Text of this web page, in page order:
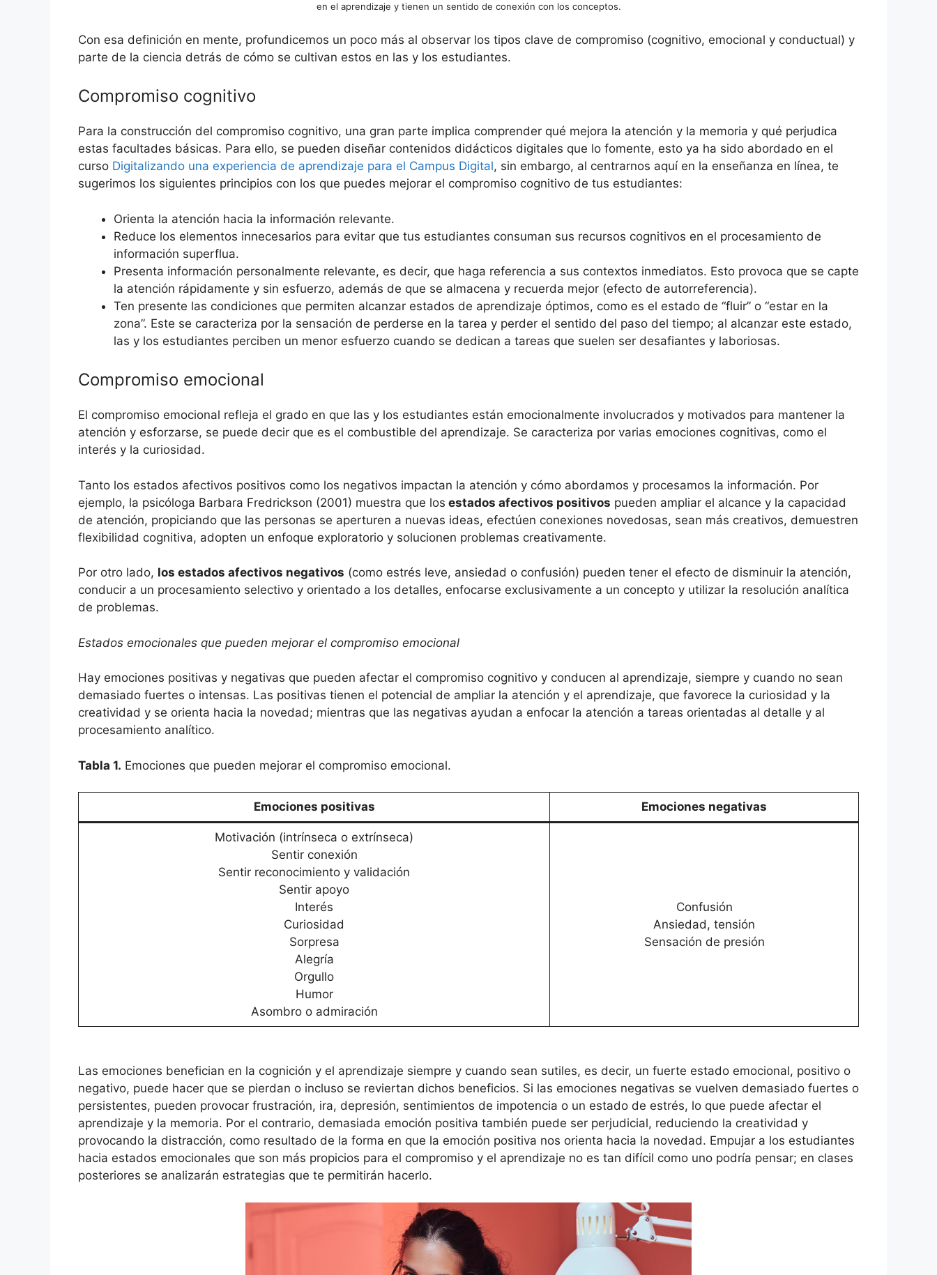
en el aprendizaje y tienen un sentido de conexión con los conceptos.
Con esa definición en mente, profundicemos un poco más al observar los tipos clave de compromiso (cognitivo, emocional y conductual) y
parte de la ciencia detrás de cómo se cultivan estos en las y los estudiantes.
Compromiso cognitivo
Para la construcción del compromiso cognitivo, una gran parte implica comprender qué mejora la atención y la memoria y qué perjudica
estas facultades básicas. Para ello, se pueden diseñar contenidos didácticos digitales que lo fomente, esto ya ha sido abordado en el
curso Digitalizando una experiencia de aprendizaje para el Campus Digital, sin embargo, al centrarnos aquí en la enseñanza en línea, te
sugerimos los siguientes principios con los que puedes mejorar el compromiso cognitivo de tus estudiantes:
Orienta la atención hacia la información relevante.
Reduce los elementos innecesarios para evitar que tus estudiantes consuman sus recursos cognitivos en el procesamiento de
información superflua.
Presenta información personalmente relevante, es decir, que haga referencia a sus contextos inmediatos. Esto provoca que se capte
la atención rápidamente y sin esfuerzo, además de que se almacena y recuerda mejor (efecto de autorreferencia).
Ten presente las condiciones que permiten alcanzar estados de aprendizaje óptimos, como es el estado de “fluir” o “estar en la
zona”. Este se caracteriza por la sensación de perderse en la tarea y perder el sentido del paso del tiempo; al alcanzar este estado,
las y los estudiantes perciben un menor esfuerzo cuando se dedican a tareas que suelen ser desafiantes y laboriosas.
Compromiso emocional
El compromiso emocional refleja el grado en que las y los estudiantes están emocionalmente involucrados y motivados para mantener la
atención y esforzarse, se puede decir que es el combustible del aprendizaje. Se caracteriza por varias emociones cognitivas, como el
interés y la curiosidad.
Tanto los estados afectivos positivos como los negativos impactan la atención y cómo abordamos y procesamos la información. Por
ejemplo, la psicóloga Barbara Fredrickson (2001) muestra que los estados afectivos positivos pueden ampliar el alcance y la capacidad
de atención, propiciando que las personas se aperturen a nuevas ideas, efectúen conexiones novedosas, sean más creativos, demuestren
flexibilidad cognitiva, adopten un enfoque exploratorio y solucionen problemas creativamente.
Por otro lado, los estados afectivos negativos (como estrés leve, ansiedad o confusión) pueden tener el efecto de disminuir la atención,
conducir a un procesamiento selectivo y orientado a los detalles, enfocarse exclusivamente a un concepto y utilizar la resolución analítica
de problemas.
Estados emocionales que pueden mejorar el compromiso emocional
Hay emociones positivas y negativas que pueden afectar el compromiso cognitivo y conducen al aprendizaje, siempre y cuando no sean
demasiado fuertes o intensas. Las positivas tienen el potencial de ampliar la atención y el aprendizaje, que favorece la curiosidad y la
creatividad y se orienta hacia la novedad; mientras que las negativas ayudan a enfocar la atención a tareas orientadas al detalle y al
procesamiento analítico.
Tabla 1. Emociones que pueden mejorar el compromiso emocional.
Emociones positivas Emociones negativas
Motivación (intrínseca o extrínseca)
Sentir conexión
Sentir reconocimiento y validación
Sentir apoyo
Interés
Curiosidad
Sorpresa
Alegría
Orgullo
Humor
Asombro o admiración
Confusión
Ansiedad, tensión
Sensación de presión
Las emociones benefician en la cognición y el aprendizaje siempre y cuando sean sutiles, es decir, un fuerte estado emocional, positivo o
negativo, puede hacer que se pierdan o incluso se reviertan dichos beneficios. Si las emociones negativas se vuelven demasiado fuertes o
persistentes, pueden provocar frustración, ira, depresión, sentimientos de impotencia o un estado de estrés, lo que puede afectar el
aprendizaje y la memoria. Por el contrario, demasiada emoción positiva también puede ser perjudicial, reduciendo la creatividad y
provocando la distracción, como resultado de la forma en que la emoción positiva nos orienta hacia la novedad. Empujar a los estudiantes
hacia estados emocionales que son más propicios para el compromiso y el aprendizaje no es tan difícil como uno podría pensar; en clases
posteriores se analizarán estrategias que te permitirán hacerlo.